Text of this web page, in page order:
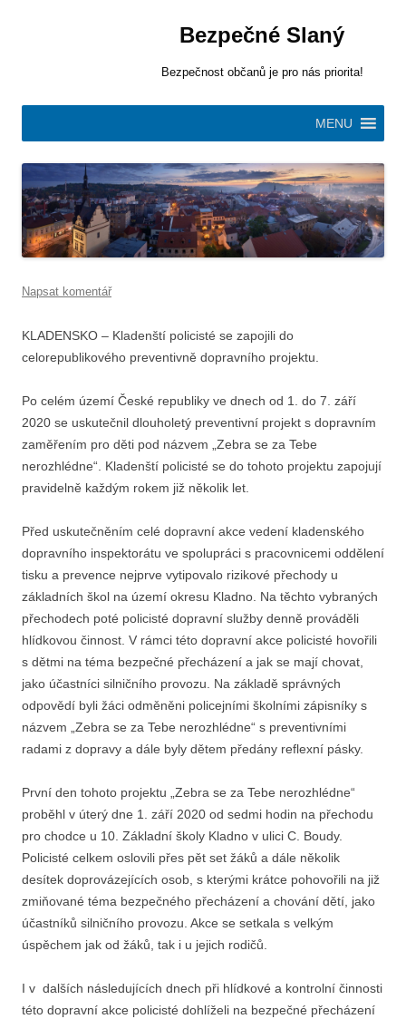
Bezpečné Slaný
Bezpečnost občanů je pro nás priorita!
MENU
Napsat komentář
KLADENSKO – Kladenští policisté se zapojili do
celorepublikového preventivně dopravního projektu.
Po celém území České republiky ve dnech od 1. do 7. září
2020 se uskutečnil dlouholetý preventivní projekt s dopravním
zaměřením pro děti pod názvem „Zebra se za Tebe
nerozhlédne“. Kladenští policisté se do tohoto projektu zapojují
pravidelně každým rokem již několik let.
Před uskutečněním celé dopravní akce vedení kladenského
dopravního inspektorátu ve spolupráci s pracovnicemi oddělení
tisku a prevence nejprve vytipovalo rizikové přechody u
základních škol na území okresu Kladno. Na těchto vybraných
přechodech poté policisté dopravní služby denně prováděli
hlídkovou činnost. V rámci této dopravní akce policisté hovořili
s dětmi na téma bezpečné přecházení a jak se mají chovat,
jako účastníci silničního provozu. Na základě správných
odpovědí byli žáci odměněni policejními školními zápisníky s
názvem „Zebra se za Tebe nerozhlédne“ s preventivními
radami z dopravy a dále byly dětem předány reflexní pásky.
První den tohoto projektu „Zebra se za Tebe nerozhlédne“
proběhl v úterý dne 1. září 2020 od sedmi hodin na přechodu
pro chodce u 10. Základní školy Kladno v ulici C. Boudy.
Policisté celkem oslovili přes pět set žáků a dále několik
desítek doprovázejících osob, s kterými krátce pohovořili na již
zmiňované téma bezpečného přecházení a chování dětí, jako
účastníků silničního provozu. Akce se setkala s velkým
úspěchem jak od žáků, tak i u jejich rodičů.
I v dalších následujících dnech při hlídkové a kontrolní činnosti
této dopravní akce policisté dohlíželi na bezpečné přecházení